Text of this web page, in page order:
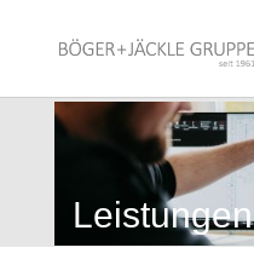
Leistungen